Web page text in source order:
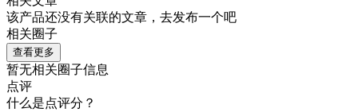
该产品还没有关联的文章，去发布一个吧
相关圈子
查看更多
暂无相关圈子信息
点评
什么是点评分？